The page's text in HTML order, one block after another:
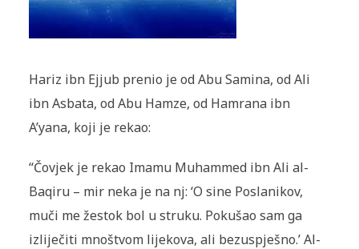
Hariz ibn Ejjub prenio je od Abu Samina, od Ali
ibn Asbata, od Abu Hamze, od Hamrana ibn
A’yana, koji je rekao:
“Čovjek je rekao Imamu Muhammed ibn Ali al-
Baqiru – mir neka je na nj: ‘O sine Poslanikov,
muči me žestok bol u struku. Pokušao sam ga
izliječiti mnoštvom lijekova, ali bezuspješno.’ Al-